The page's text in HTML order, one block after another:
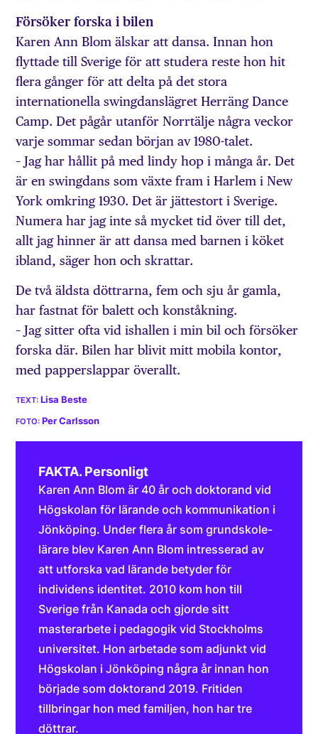
Försöker forska i bilen
Karen Ann Blom älskar att dansa. Innan hon
flyttade till Sverige för att studera reste hon hit
flera gånger för att delta på det stora
internationella swingdanslägret Herräng Dance
Camp. Det pågår utanför Norrtälje några veckor
varje sommar sedan början av 1980-talet.
– Jag har hållit på med lindy hop i många år. Det
är en swingdans som växte fram i Harlem i New
York omkring 1930. Det är jätte­­stort i Sverige.
Numera har jag inte så mycket tid över till det,
allt jag hinner är att dansa med barnen i köket
ibland, säger hon och skrattar.
De två äldsta döttrarna, fem och sju år gamla,
har fastnat för balett och konståkning.
– Jag sitter ofta vid ishallen i min bil och försöker
forska där. Bilen har blivit mitt mobila kontor,
med papperslappar överallt.
Lisa Beste
Per Carlsson
FAKTA. Personligt
Karen Ann Blom är 40 år och doktorand vid
Högskolan för lärande och kommunikation i
Jönköping. Under flera år som grundskole­
lärare blev Karen Ann Blom intresserad av
att utforska vad lärande betyder för
individens identitet. 2010 kom hon till
Sverige från Kanada och gjorde sitt
masterarbete i pedagogik vid Stockholms
universitet. Hon arbetade som adjunkt vid
Högskolan i Jönköping några år innan hon
började som doktorand 2019. Fritiden
tillbringar hon med familjen, hon har tre
döttrar.